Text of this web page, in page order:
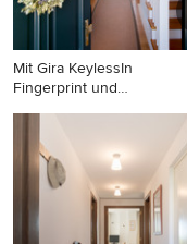
Mit Gira KeylessIn
Fingerprint und
Klassischer Eingang
Teppichboden und
Haustür in Köln